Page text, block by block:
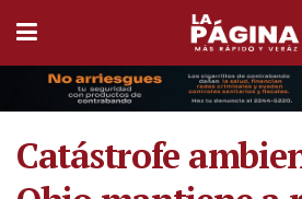
Catástrofe